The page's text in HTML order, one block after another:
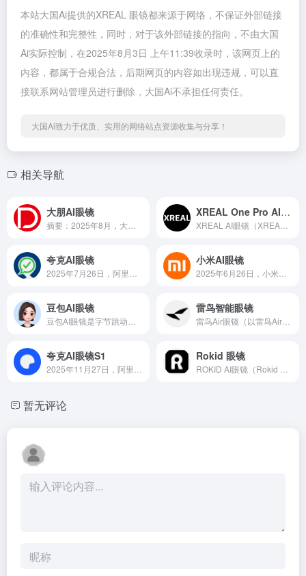
本站大国Ai提供的XREAL 眼镜都来源于网络，不保证外部链接
的准确性和完整性，同时，对于该外部链接的指向，不由大国
Ai实际控制，在2025年8月3日 上午11:39收录时，该网页上的
内容，都属于合规合法，后期网页的内容如出现违规，可以直
接联系网站管理员进行删除，大国Ai不承担任何责任。
大国Ai致力于优质、实用的网络站点资源收集与分享！
相关导航
大朋AI眼镜 XREAL One Pro AI眼镜
夸克AI眼镜 小米AI眼镜
豆包AI眼镜 雷鸟智能眼镜
夸克AI眼镜S1 Rokid 眼镜
暂无评论